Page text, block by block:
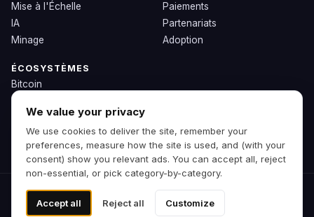
Mise à l'Échelle
IA
Minage
Paiements
Partenariats
Adoption
ÉCOSYSTÈMES
Bitcoin
Ethereum
Solana
BNB
Autres Chaînes
© 2026 Zipp. Version d'aperçu.
Pas de conseils financiers.
We value your privacy
We use cookies to deliver the site, remember your
preferences, measure how the site is used, and (with your
consent) show you relevant ads. You can accept all, reject
non-essential, or pick category-by-category.
Accept all Reject all Customize